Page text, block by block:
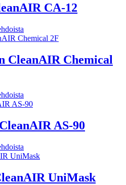
CA-12
tuotteella
useampi
muunnelma.
tuotteen
sivulla.
CleanAIR Chemical
tuotteella
useampi
muunnelma.
tehdä
valinnat
sivulla.
AS-90
tuotteella
useampi
muunnelma.UniMask